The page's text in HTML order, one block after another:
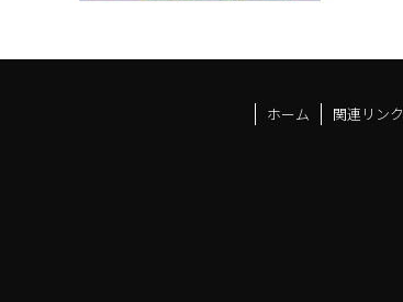
ホーム 関連リンク